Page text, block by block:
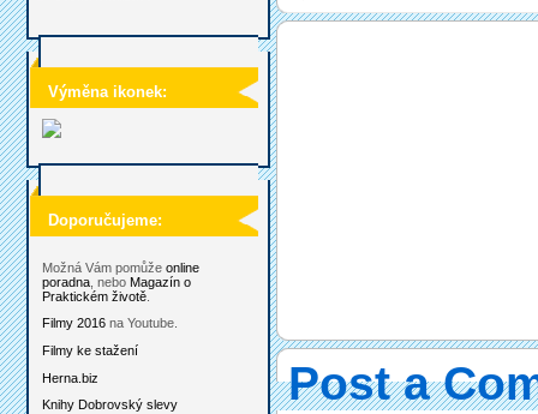
Výměna ikonek:
Doporučujeme:
Možná Vám pomůže online
poradna , nebo Magazín o
Praktickém životě
Filmy 2016 na Youtube.
Filmy ke stažení
Herna.biz
Knihy Dobrovský slevy
Post a